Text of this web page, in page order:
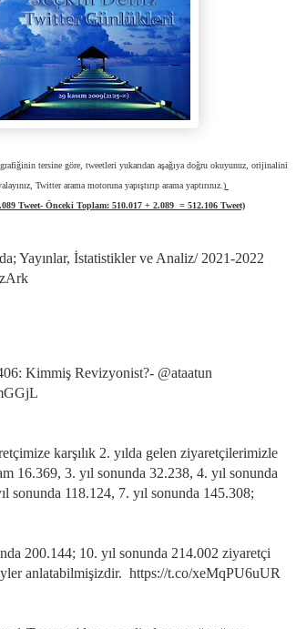
tersine göre, tweetleri yukarıdan aşağıya doğru okuyunuz, orijinalini
Twitter arama motoruna yapıştırıp arama yaptırınız.)
Tweet- Önceki Toplam: 510.017 + 2.089 = 512.106 Tweet)
Yayınlar, İstatistikler ve Analiz/ 2021-2022
Kimmiş Revizyonist?- @ataatun
karşılık 2. yılda gelen ziyaretçilerimizle
16.369, 3. yıl sonunda 32.238, 4. yıl sonunda
sonunda 118.124, 7. yıl sonunda 145.308;
200.144; 10. yıl sonunda 214.002 ziyaretçi
anlatabilmişizdir. https://t.co/xeMqPU6uUR